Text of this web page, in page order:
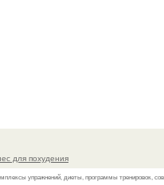
для похудения
упражнений, диеты, программы тренировок,